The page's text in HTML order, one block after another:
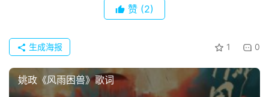
词
好
赞 (2)
1 0
生成海报
姚政《风雨困兽》歌词